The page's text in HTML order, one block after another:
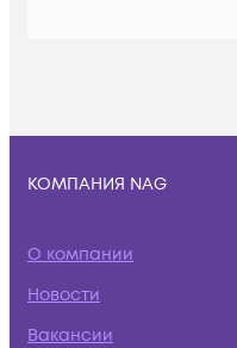
КОМПАНИЯ NAG
О компании
Новости
Вакансии